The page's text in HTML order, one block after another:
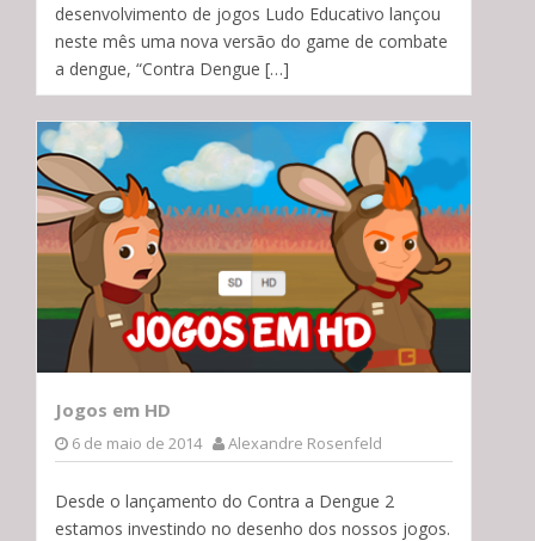
desenvolvimento de jogos Ludo Educativo lançou
neste mês uma nova versão do game de combate
a dengue, “Contra Dengue […]
Jogos em HD
6 de maio de 2014 Alexandre Rosenfeld
Desde o lançamento do Contra a Dengue 2
estamos investindo no desenho dos nossos jogos.